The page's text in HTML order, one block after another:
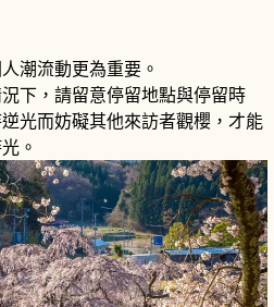
潮流動更為重要。
下，請留意停留地點與停留時
光而妨礙其他來訪者觀櫻，才能
。